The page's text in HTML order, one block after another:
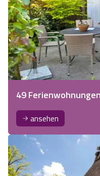
49
ansehen